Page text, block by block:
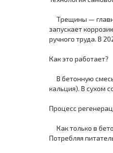
Трещины —
запускает
ручного труда. В
Как это работает?
В бетонную
кальция). В сухом
Процесс
Как только в
Потребляя